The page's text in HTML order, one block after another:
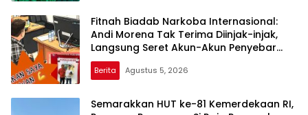
Fitnah Biadab Narkoba Internasional:
Andi Morena Tak Terima Diinjak-injak,
Langsung Seret Akun-Akun Penyebar
Hoaks ke Polda Kepri!
Berita Agustus 5, 2026
Semarakkan HUT ke-81 Kemerdekaan RI,